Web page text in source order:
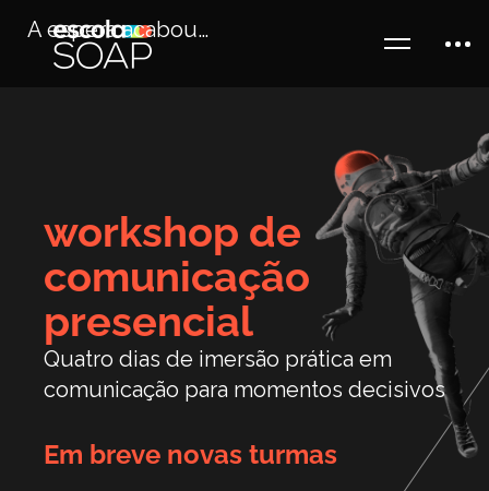
A espera acabou…
workshop de
comunicação
presencial
Quatro dias de imersão prática em
comunicação para momentos decisivos
Em breve novas turmas